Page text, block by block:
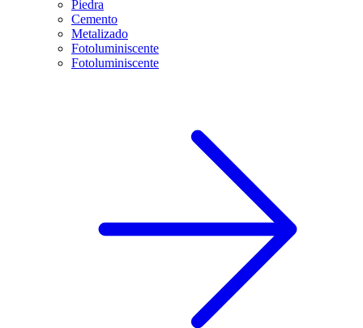
Piedra
Cemento
Metalizado
Fotoluminiscente
Fotoluminiscente